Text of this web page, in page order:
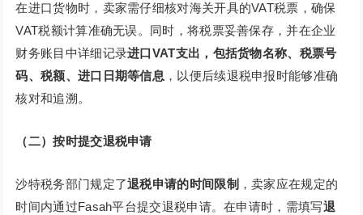
在进口货物时，卖家需仔细核对海关开具的VAT税票，确保
VAT税额计算准确无误。同时，将税票妥善保存，并在企业
财务账目中详细记录进口VAT支出，包括货物名称、税票号
码、税额、进口日期等信息 ，以便后续退税申报时能够准确
核对和追溯。
（二）按时提交退税申请
沙特税务部门规定了退税申请的时间限制 ，卖家应在规定的
时间内通过Fasah平台提交退税申请。在申请时，需填写退